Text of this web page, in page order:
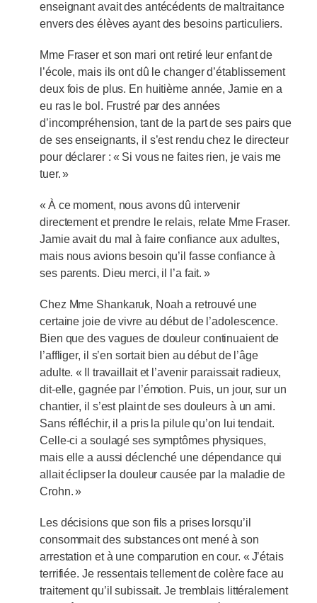
enseignant avait des antécédents de maltraitance
envers des élèves ayant des besoins particuliers.
Mme Fraser et son mari ont retiré leur enfant de
l’école, mais ils ont dû le changer d’établissement
deux fois de plus. En huitième année, Jamie en a
eu ras le bol. Frustré par des années
d’incompréhension, tant de la part de ses pairs que
de ses enseignants, il s’est rendu chez le directeur
pour déclarer : « Si vous ne faites rien, je vais me
tuer. »
« À ce moment, nous avons dû intervenir
directement et prendre le relais, relate Mme Fraser.
Jamie avait du mal à faire confiance aux adultes,
mais nous avions besoin qu’il fasse confiance à
ses parents. Dieu merci, il l’a fait. »
Chez Mme Shankaruk, Noah a retrouvé une
certaine joie de vivre au début de l’adolescence.
Bien que des vagues de douleur continuaient de
l’affliger, il s’en sortait bien au début de l’âge
adulte. « Il travaillait et l’avenir paraissait radieux,
dit-elle, gagnée par l’émotion. Puis, un jour, sur un
chantier, il s’est plaint de ses douleurs à un ami.
Sans réfléchir, il a pris la pilule qu’on lui tendait.
Celle-ci a soulagé ses symptômes physiques,
mais elle a aussi déclenché une dépendance qui
allait éclipser la douleur causée par la maladie de
Crohn. »
Les décisions que son fils a prises lorsqu’il
consommait des substances ont mené à son
arrestation et à une comparution en cour. « J’étais
terrifiée. Je ressentais tellement de colère face au
traitement qu’il subissait. Je tremblais littéralement